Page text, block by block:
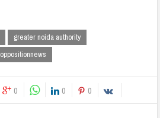
greater noida authority
oppositionnews
0 0 0